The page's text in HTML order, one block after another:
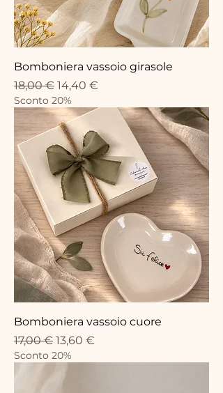
Bomboniera vassoio girasole
Standardpreis
18,00 € Sale-Preis
14,40 €
Sconto 20%
Bomboniera vassoio cuore
Standardpreis
17,00 € Sale-Preis
13,60 €
Sconto 20%